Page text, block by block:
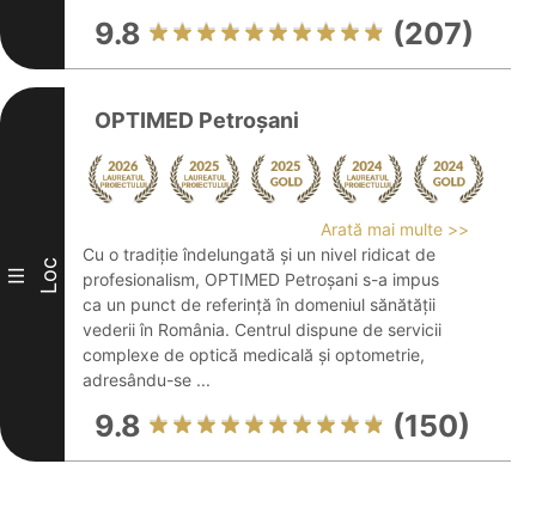
9.8 (207)
III Loc
OPTIMED Petroșani
Arată mai multe >>
Cu o tradiție îndelungată și un nivel ridicat de
profesionalism, OPTIMED Petroșani s-a impus
ca un punct de referință în domeniul sănătății
vederii în România. Centrul dispune de servicii
complexe de optică medicală și optometrie,
adresându-se ...
9.8 (150)